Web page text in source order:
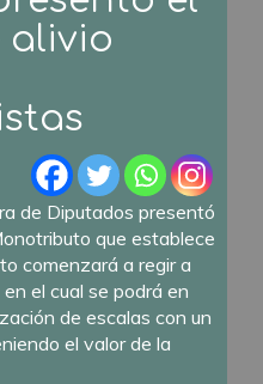
alivio
de Diputados presentó
que establece
comenzará a regir a
el cual se podrá en
de escalas con un
el valor de la